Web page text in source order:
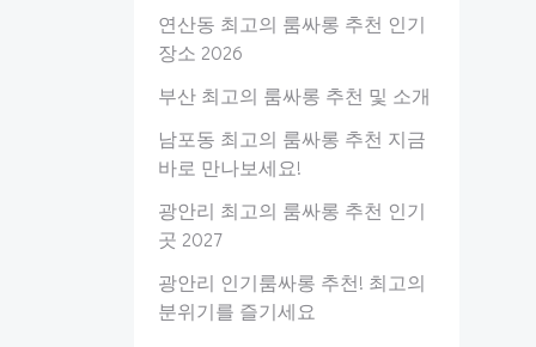
연산동 최고의 룸싸롱 추천 인기
장소 2026
부산 최고의 룸싸롱 추천 및 소개
남포동 최고의 룸싸롱 추천 지금
바로 만나보세요!
광안리 최고의 룸싸롱 추천 인기
곳 2027
광안리 인기룸싸롱 추천! 최고의
분위기를 즐기세요